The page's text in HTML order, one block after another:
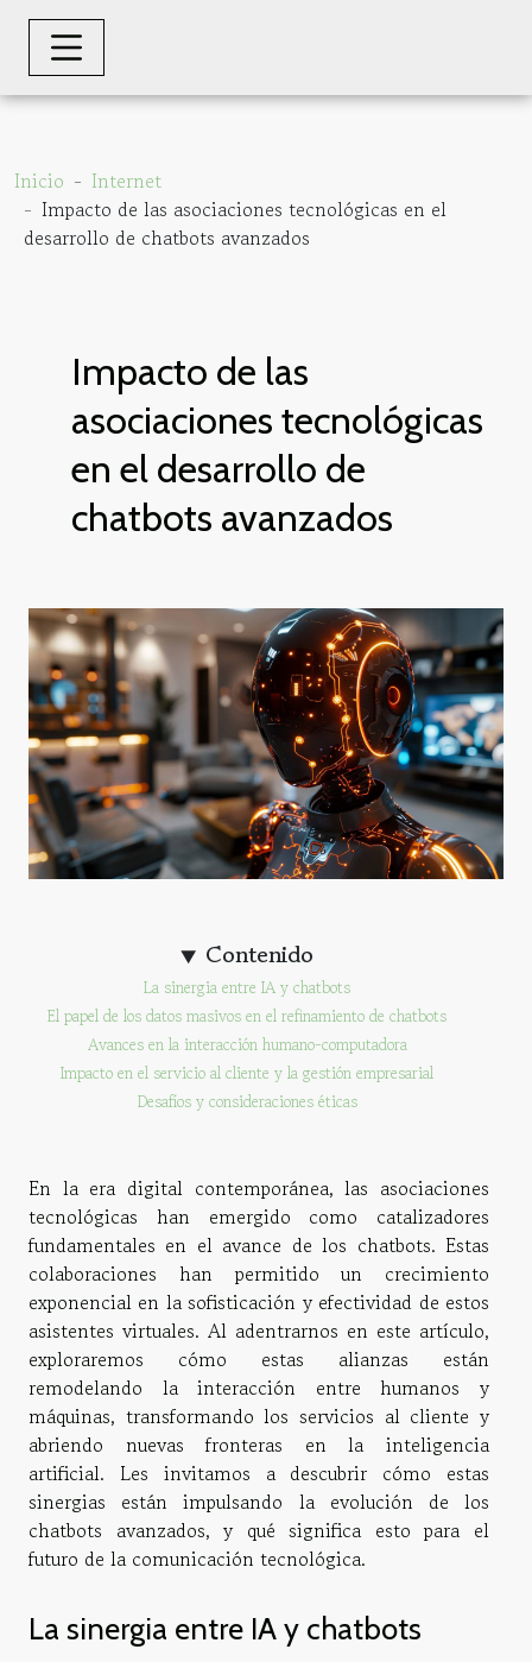
Inicio
Internet
Impacto de las asociaciones tecnológicas en el
desarrollo de chatbots avanzados
Impacto de las
asociaciones tecnológicas
en el desarrollo de
chatbots avanzados
Contenido
La sinergia entre IA y chatbots
El papel de los datos masivos en el refinamiento de chatbots
Avances en la interacción humano-computadora
Impacto en el servicio al cliente y la gestión empresarial
Desafíos y consideraciones éticas
En la era digital contemporánea, las asociaciones
tecnológicas han emergido como catalizadores
fundamentales en el avance de los chatbots. Estas
colaboraciones han permitido un crecimiento
exponencial en la sofisticación y efectividad de estos
asistentes virtuales. Al adentrarnos en este artículo,
exploraremos cómo estas alianzas están
remodelando la interacción entre humanos y
máquinas, transformando los servicios al cliente y
abriendo nuevas fronteras en la inteligencia
artificial. Les invitamos a descubrir cómo estas
sinergias están impulsando la evolución de los
chatbots avanzados, y qué significa esto para el
futuro de la comunicación tecnológica.
La sinergia entre IA y chatbots